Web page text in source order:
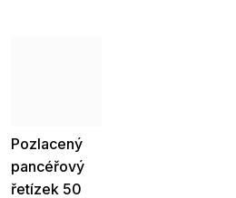
Pozlacený
pancéřový
řetízek 50